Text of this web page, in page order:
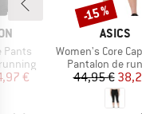
Pants
réduit
€
MARQUE
ASICS
Article
Women's Core
Product group
Pantalon de
Prix
44,95 €Prix
Remise
-15 %